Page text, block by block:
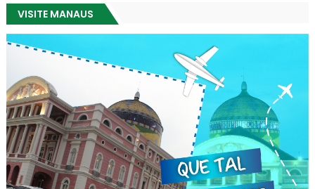
VISITE MANAUS